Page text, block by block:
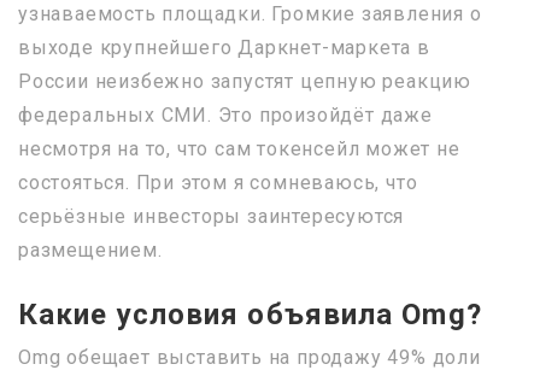
узнаваемость площадки. Громкие заявления о
выходе крупнейшего Даркнет-маркета в
России неизбежно запустят цепную реакцию
федеральных СМИ. Это произойдёт даже
несмотря на то, что сам токенсейл может не
состояться. При этом я сомневаюсь, что
серьёзные инвесторы заинтересуются
размещением.
Какие условия объявила Omg?
Omg обещает выставить на продажу 49% доли